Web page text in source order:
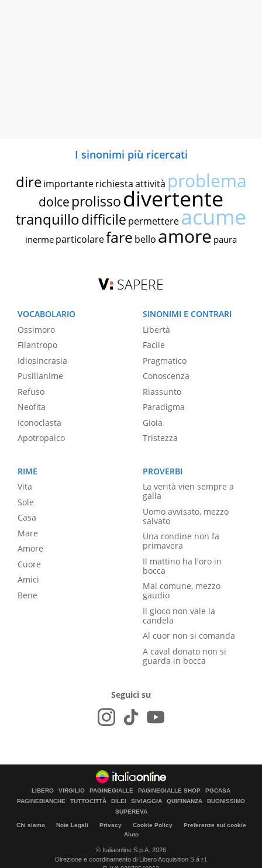
I sinonimi più ricercati
dire importante richiestaattività problema
dolce prolissodivertente
tranquillodifficile permettereacume
inerme particolarefare bello amore paura
SAPERE
VOCABOLARIO
Ossimoro
Filantropo
Idiosincrasia
Pusillanime
Refuso
Neofita
Iconoclasta
Apotropaico
SINONIMI E CONTRARI
Libertà
Facile
Pragmatico
Conoscenza
Riassunto
Paradigma
Gioia
Tristezza
RIME
Vita
Sole
Casa
Mare
Amore
Cuore
Amici
Bene
PROVERBI
La verità vien sempre a
galla
Uomo avvisato, mezzo
salvato
Una rondine non fa
primavera
Il mattino ha l'oro in
bocca
Mal comune, mezzo
gaudio
Il gioco non vale la
candela
Al cuor non si comanda
A caval donato non si
guarda in bocca
Seguici su
LIBERO VIRGILIO PAGINEGIALLE PAGINEGIALLE SHOP
PGCASA
PAGINEBIANCHE
TUTTOCITTÀ DILEI SIVIAGGIA QUIFINANZA
BUONISSIMO
SUPEREVA
Chi siamo Note Legali Privacy Cookie Policy
Preferenze sui cookie
Aiuto
© Italiaonline S.p.A. 2026
Direzione e coordinamento di Libero Acquisition S.á r.l.